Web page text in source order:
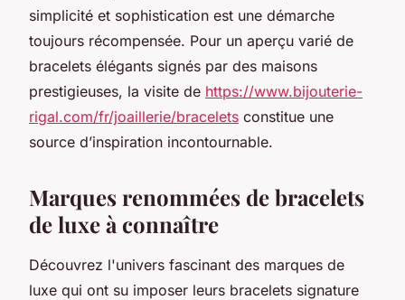
simplicité et sophistication est une démarche
toujours récompensée. Pour un aperçu varié de
bracelets élégants signés par des maisons
prestigieuses, la visite de https://www.bijouterie-
rigal.com/fr/joaillerie/bracelets constitue une
source d’inspiration incontournable.
Marques renommées de bracelets
de luxe à connaître
Découvrez l'univers fascinant des marques de
luxe qui ont su imposer leurs bracelets signature